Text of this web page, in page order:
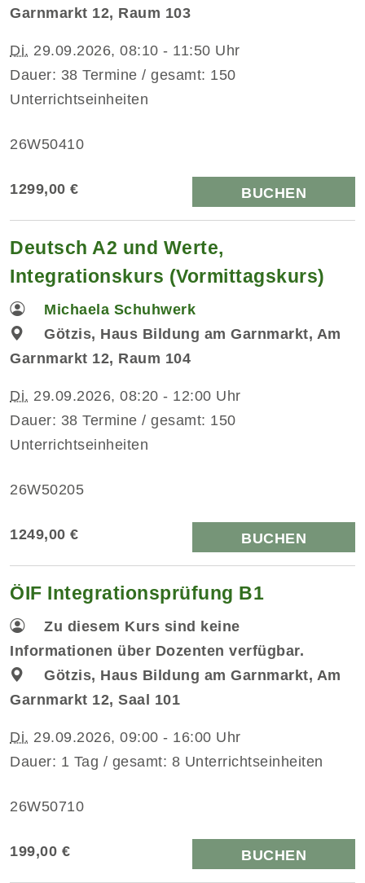
Garnmarkt 12, Raum 103
Di. 29.09.2026, 08:10 - 11:50 Uhr
Dauer: 38 Termine / gesamt: 150
Unterrichtseinheiten
26W50410
1299,00 € BUCHEN
Deutsch A2 und Werte,
Integrationskurs (Vormittagskurs)
Michaela Schuhwerk
Götzis, Haus Bildung am Garnmarkt, Am
Garnmarkt 12, Raum 104
Di. 29.09.2026, 08:20 - 12:00 Uhr
Dauer: 38 Termine / gesamt: 150
Unterrichtseinheiten
26W50205
1249,00 € BUCHEN
ÖIF Integrationsprüfung B1
Zu diesem Kurs sind keine
Informationen über Dozenten verfügbar.
Götzis, Haus Bildung am Garnmarkt, Am
Garnmarkt 12, Saal 101
Di. 29.09.2026, 09:00 - 16:00 Uhr
Dauer: 1 Tag / gesamt: 8 Unterrichtseinheiten
26W50710
199,00 € BUCHEN